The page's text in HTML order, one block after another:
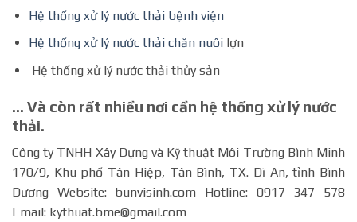
Hệ thống xử lý nước thải bệnh viện
Hệ thống xử lý nước thải chăn nuôilợn
Hệ thống xử lý nước thải thủy sản
… Và còn rất nhiều nơi cần hệ thống xử lý nước
thải.
Công ty TNHH Xây Dựng và Kỹ thuật Môi Trường Bình Minh
170/9, Khu phố Tân Hiệp, Tân Bình, TX. Dĩ An, tỉnh Bình
Dương Website: bunvisinh.com Hotline: 0917 347 578
Email: kythuat.bme@gmail.com